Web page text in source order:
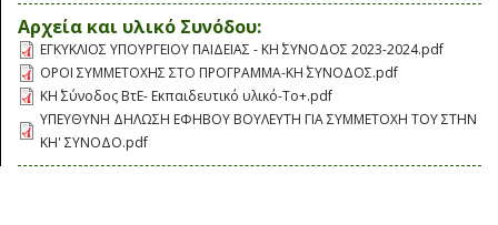
Αρχεία και υλικό Συνόδου:
ΕΓΚΥΚΛΙΟΣ ΥΠΟΥΡΓΕΙΟΥ ΠΑΙΔΕΙΑΣ - ΚΗ΄ ΣΥΝΟΔΟΣ 2023-2024.pdf
ΟΡΟΙ ΣΥΜΜΕΤΟΧΗΣ ΣΤΟ ΠΡΟΓΡΑΜΜΑ-ΚΗ΄ ΣΥΝΟΔΟΣ.pdf
ΚΗ΄ Σύνοδος ΒτΕ- Εκπαιδευτικό υλικό-Το+.pdf
ΥΠΕΥΘΥΝΗ ΔΗΛΩΣΗ ΕΦΗΒΟΥ ΒΟΥΛΕΥΤΗ ΓΙΑ ΣΥΜΜΕΤΟΧΗ ΤΟΥ ΣΤΗΝ
ΚΗ' ΣΥΝΟΔΟ.pdf